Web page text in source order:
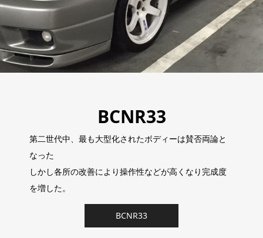
BCNR33
第二世代中、最も大型化されたボディーは賛否両論と
なった
しかし各所の改善により操作性などが高くなり完成度
を増した。
BCNR33